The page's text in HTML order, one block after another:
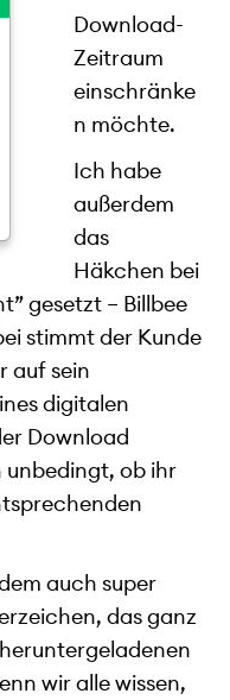
Download-
Zeitraum
einschränke
n möchte.
Ich habe
außerdem
das
Häkchen bei
gesetzt – Billbee
stimmt der Kunde
auf sein
digitalen
Download
ob ihr
auch super
das ganz
wir alle wissen,